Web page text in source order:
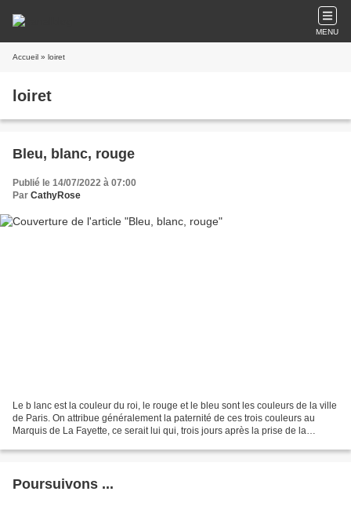
MENU
Accueil » loiret
loiret
Bleu, blanc, rouge
Publié le 14/07/2022 à 07:00
Par CathyRose
Le b lanc est la couleur du roi, le rouge et le bleu sont les couleurs de la ville
de Paris. On attribue généralement la paternité de ces trois couleurs au
Marquis de La Fayette, ce serait lui qui, trois jours après la prise de la
Poursuivons ...